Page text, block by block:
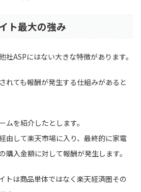
ト最大の強み
社ASPにはない大きな特徴があります。
れても報酬が発生する仕組みがあると
ムを紹介したとします。
由して楽天市場に入り、最終的に家電
購入金額に対して報酬が発生します。
トは商品単体ではなく楽天経済圏その